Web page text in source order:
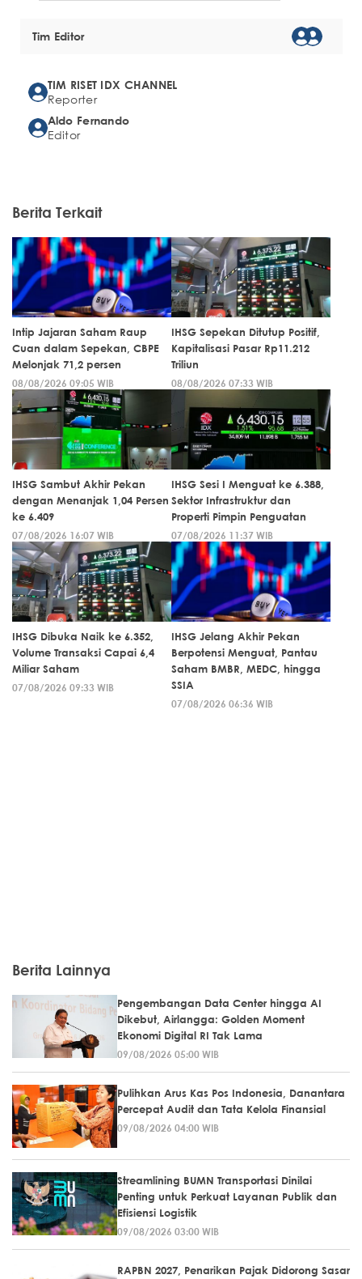
Tim Editor
TIM RISET IDX CHANNEL
Reporter
Aldo Fernando
Editor
Berita Terkait
Intip Jajaran Saham Raup
Cuan dalam Sepekan, CBPE
Melonjak 71,2 persen
08/08/2026 09:05 WIB
IHSG Sepekan Ditutup Positif,
Kapitalisasi Pasar Rp11.212
Triliun
08/08/2026 07:33 WIB
IHSG Sambut Akhir Pekan
dengan Menanjak 1,04 Persen
ke 6.409
07/08/2026 16:07 WIB
IHSG Sesi I Menguat ke 6.388,
Sektor Infrastruktur dan
Properti Pimpin Penguatan
07/08/2026 11:37 WIB
IHSG Dibuka Naik ke 6.352,
Volume Transaksi Capai 6,4
Miliar Saham
07/08/2026 09:33 WIB
IHSG Jelang Akhir Pekan
Berpotensi Menguat, Pantau
Saham BMBR, MEDC, hingga
SSIA
07/08/2026 06:36 WIB
Berita Lainnya
Pengembangan Data Center hingga AI
Dikebut, Airlangga: Golden Moment
Ekonomi Digital RI Tak Lama
09/08/2026 05:00 WIB
Pulihkan Arus Kas Pos Indonesia, Danantara
Percepat Audit dan Tata Kelola Finansial
09/08/2026 04:00 WIB
Streamlining BUMN Transportasi Dinilai
Penting untuk Perkuat Layanan Publik dan
Efisiensi Logistik
09/08/2026 03:00 WIB
RAPBN 2027, Penarikan Pajak Didorong Sasar